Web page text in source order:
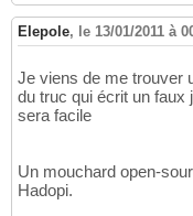
Elepole, le 13/01/2011 à
Je viens de me trouver
du truc qui écrit un faux
sera facile
Un mouchard open-
Hadopi.